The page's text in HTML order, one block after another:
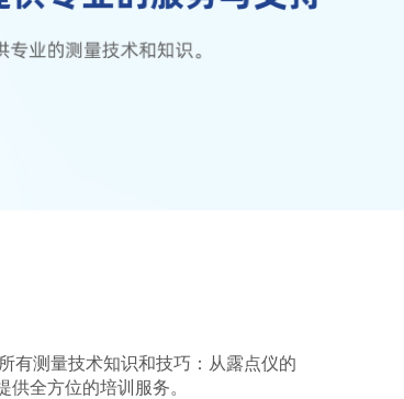
有测量技术知识和技巧：从露点仪的
全方位的培训服务。